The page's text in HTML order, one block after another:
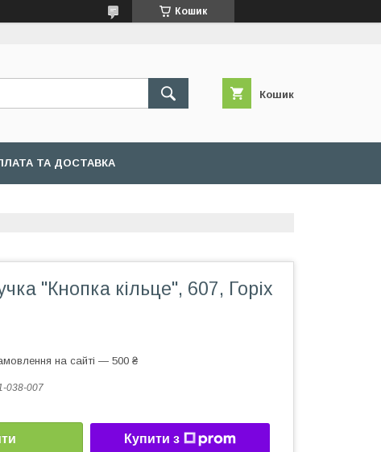
Кошик
Кошик
ТА ДОСТАВКА
"Кнопка кільце", 607, Горіх
на сайті — 500 ₴
038-007
Купити з